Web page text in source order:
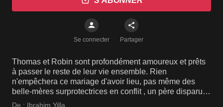
Se connecter Partager
Thomas et Robin sont profondément amoureux et prêts
à passer le reste de leur vie ensemble. Rien
n'empêchera ce mariage d'avoir lieu, pas même des
belle-mères surprotectrices en conflit , un père disparu et
une sœur adolescente espiègle.
De : Ibrahim Yilla